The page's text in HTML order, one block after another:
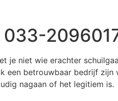
niet wie erachter
een betrouwbaar bedrijf
nagaan of het legitiem is.